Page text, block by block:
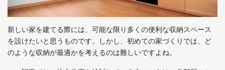
新しい家を建てる際には、可能な限り多くの便利な収納スペース
を設けたいと思うものです。しかし、初めての家づくりでは、ど
のような収納が最適かを考えるのは難しいですよね。